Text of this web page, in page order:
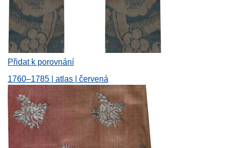
Přidat k porovnání
1760–1785 | atlas | červená